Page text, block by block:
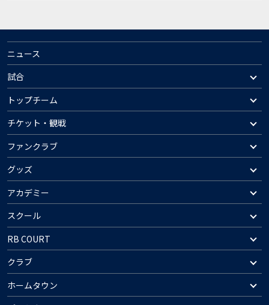
ニュース
試合
トップチーム
チケット・観戦
ファンクラブ
グッズ
アカデミー
スクール
RB COURT
クラブ
ホームタウン